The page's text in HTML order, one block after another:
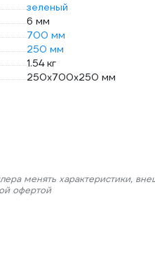
зеленый
6 мм
700 мм
250 мм
1.54 кг
250х700х250 мм
менять характеристики,
офертой